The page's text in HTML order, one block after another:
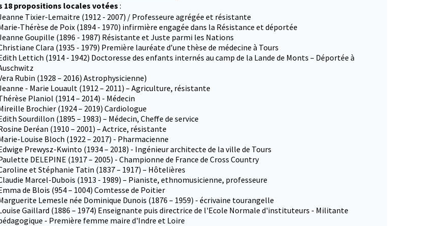
18 propositions locales votées :
Tixier-Lemaitre (1912 - 2007) / Professeure agrégée et résistante
Thérèse de Poix (1894 - 1970) infirmière engagée dans la Résistance et déportée
Goupille (1896 - 1987) Résistante et Juste parmi les Nations
Clara (1935 - 1979) Première lauréate d’une thèse de médecine à Tours
Lettich (1914 - 1942) Doctoresse des enfants internés au camp de la Lande de Monts – Déportée à
Rubin (1928 – 2016) Astrophysicienne)
- Marie Louault (1912 – 2011) – Agriculture, résistante
Planiol (1914 – 2014) - Médecin
Brochier (1924 – 2019) Cardiologue
Sourdillon (1895 – 1983) – Médecin, Cheffe de service
Deréan (1910 – 2001) – Actrice, résistante
Louise Bloch (1922 – 2017) - Pharmacienne
Prewysz-Kwinto (1934 – 2018) - Ingénieur architecte de la ville de Tours
DELEPINE (1917 – 2005) - Championne de France de Cross Country
et Stéphanie Tatin (1837 – 1917) – Hôtelières
Marcel-Dubois (1913 - 1989) – Pianiste, ethnomusicienne, professeure
de Blois (954 – 1004) Comtesse de Poitier
Lemesle née Dominique Dunois (1876 – 1959) - écrivaine tourangelle
Gaillard (1886 – 1974) Enseignante puis directrice de l'Ecole Normale d'instituteurs - Militante
- Première femme maire d'Indre et Loire